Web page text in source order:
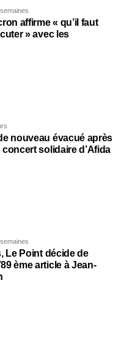
affirme « qu’il faut
» avec les
nouveau évacué après
concert solidaire d’Afida
Le Point décide de
ème article à Jean-